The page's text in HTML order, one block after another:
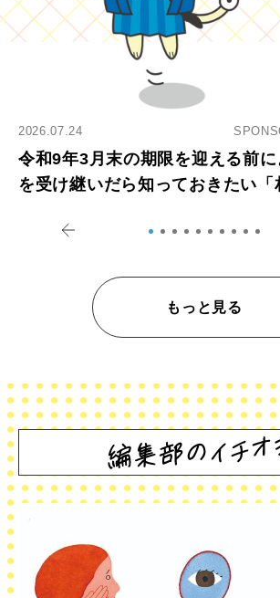
2026.07.24
令和9年3月末の期限を迎える前に
を受け継いだら知っておきたい「
もっと見る